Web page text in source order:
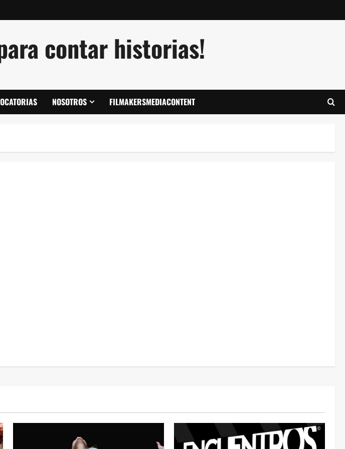
contar historias!
NOSOTROS FILMAKERSMEDIACONTENT